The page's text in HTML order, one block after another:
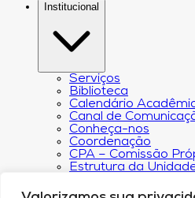
Institucional
Serviços
Biblioteca
Calendário
Canal de
Conheça-nos
Coordenação
CPA – Comissão
Estrutura da
Programa de